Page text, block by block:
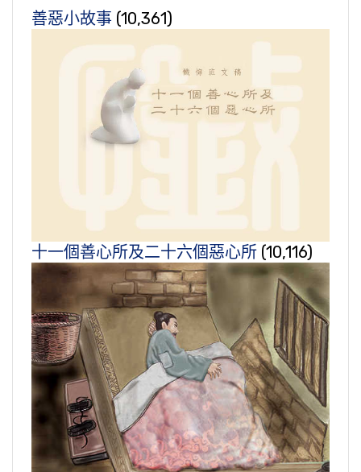
善惡小故事 (10,361)
十一個善心所及二十六個惡心所 (10,116)